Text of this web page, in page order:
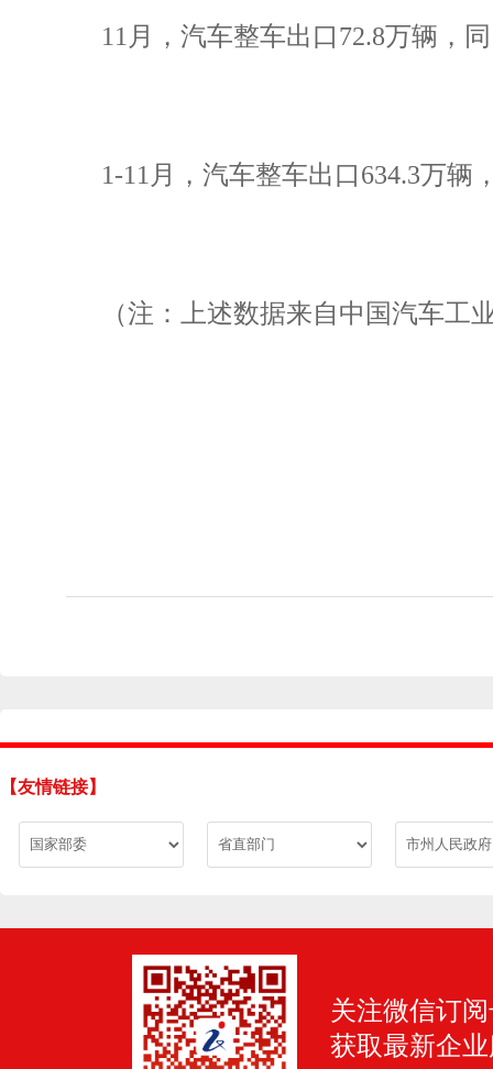
11月，汽车整车出口72.8万辆，
1-11月，汽车整车出口634.3万辆
（注：上述数据来自中国汽车工
【友情链接】
关注微信订
获取最新企